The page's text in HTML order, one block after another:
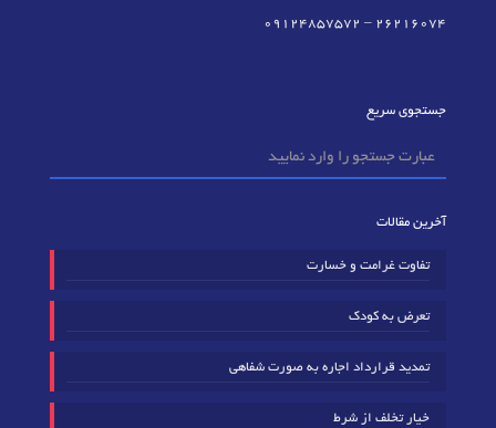
٢٦٢١٦٠٧٤ –
09124857572
جستجوی سریع
آخرین مقالات
تفاوت غرامت و خسارت
تعرض به کودک
تمدید قرارداد اجاره به صورت شفاهی
خیار تخلف از شرط